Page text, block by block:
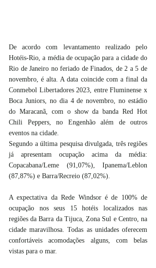
De acordo com levantamento realizado pelo
Hotéis-Rio, a média de ocupação para a cidade do
Rio de Janeiro no feriado de Finados, de 2 a 5 de
novembro, é alta. A data coincide com a final da
Conmebol Libertadores 2023, entre Fluminense x
Boca Juniors, no dia 4 de novembro, no estádio
do Maracanã, com o show da banda Red Hot
Chili Peppers, no Engenhão além de outros
eventos na cidade.
Segundo a última pesquisa divulgada, três regiões
já apresentam ocupação acima da média:
Copacabana/Leme (91,07%), Ipanema/Leblon
(87,87%) e Barra/Recreio (87,02%).
A expectativa da Rede Windsor é de 100% de
ocupação nos seus 15 hotéis localizados nas
regiões da Barra da Tijuca, Zona Sul e Centro, na
cidade maravilhosa. Todas as unidades oferecem
confortáveis acomodações alguns, com belas
vistas para o mar.